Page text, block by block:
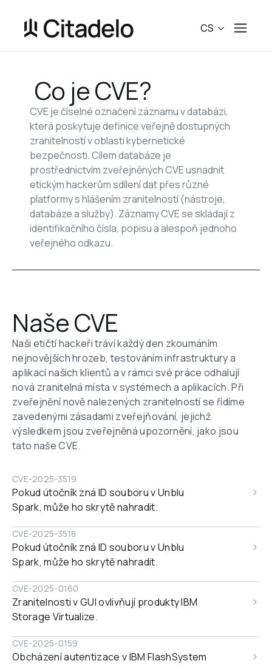
CS
Co je CVE?
CVE je číselné označení záznamu v databázi,
která poskytuje definice veřejně dostupných
zranitelností v oblasti kybernetické
bezpečnosti. Cílem databáze je
prostřednictvím zveřejněných CVE usnadnit
etickým hackerům sdílení dat přes různé
platformy s hlášením zranitelností (nástroje,
databáze a služby). Záznamy CVE se skládají z
identifikačního čísla, popisu a alespoň jednoho
veřejného odkazu.
Naše CVE
Naši etičtí hackeři tráví každý den zkoumáním
nejnovějších hrozeb, testováním infrastruktury a
aplikací našich klientů a v rámci své práce odhalují
nová zranitelná místa v systémech a aplikacích. Při
zveřejnění nově nalezených zranitelností se řídíme
zavedenými zásadami zveřejňování, jejichž
výsledkem jsou zveřejněná upozornění, jako jsou
tato naše CVE.
CVE-2025-3519
Pokud útočník zná ID souboru v Unblu
Spark, může ho skrytě nahradit.
CVE-2025-3518
Pokud útočník zná ID souboru v Unblu
Spark, může ho skrytě nahradit.
CVE-2025-0160
Zranitelnosti v GUI ovlivňují produkty IBM
Storage Virtualize.
CVE-2025-0159
Obcházení autentizace v IBM FlashSystem